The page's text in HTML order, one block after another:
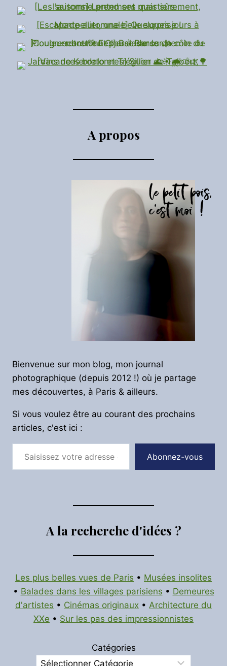
A propos
Bienvenue sur mon blog, mon journal
photographique (depuis 2012 !) où je partage
mes découvertes, à Paris & ailleurs.
Si vous voulez être au courant des prochains
articles, c'est ici :
Saisissez votre adresse e-mail…
Abonnez-vous
A la recherche d'idées ?
Les plus belles vues de Paris • Musées insolites
• Balades dans les villages parisiens • Demeures
d'artistes • Cinémas originaux • Architecture du
XXe • Sur les pas des impressionnistes
Catégories